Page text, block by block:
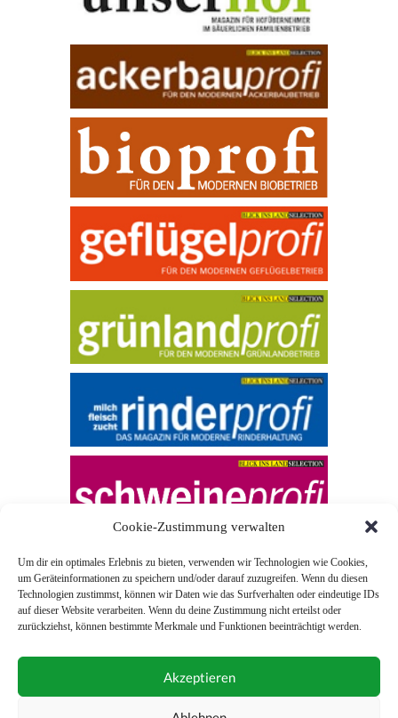
Cookie-Zustimmung verwalten
Um dir ein optimales Erlebnis zu bieten, verwenden wir Technologien wie Cookies,
um Geräteinformationen zu speichern und/oder darauf zuzugreifen. Wenn du diesen
Technologien zustimmst, können wir Daten wie das Surfverhalten oder eindeutige IDs
auf dieser Website verarbeiten. Wenn du deine Zustimmung nicht erteilst oder
zurückziehst, können bestimmte Merkmale und Funktionen beeinträchtigt werden.
Akzeptieren
© 2026 Blick ins Land
Unterstützt durch
0043 (0)1 581 28 90 0